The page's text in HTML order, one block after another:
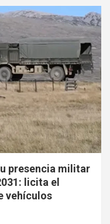
presencia militar
licita el
vehículos